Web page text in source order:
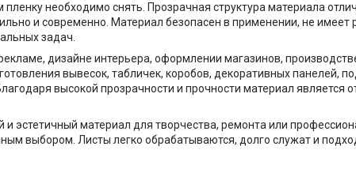
необходимо снять. Прозрачная структура материала
и современно. Материал безопасен в применении, не имеет
задач.
дизайне интерьера, оформлении магазинов,
вывесок, табличек, коробов, декоративных панелей,
высокой прозрачности и прочности материал является
эстетичный материал для творчества, ремонта или
выбором. Листы легко обрабатываются, долго служат и